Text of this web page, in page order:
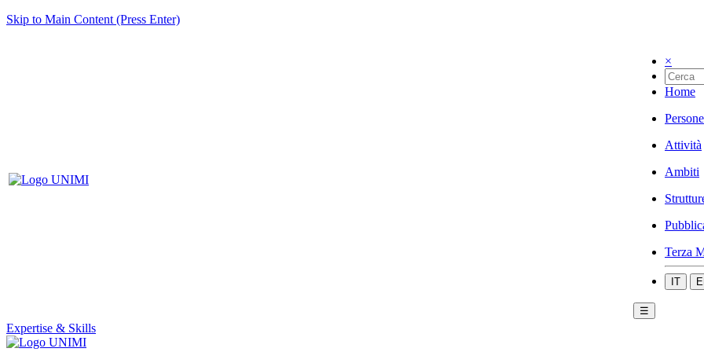
Skip to Main Content (Press Enter)
×
Home
Persone
Attività
Ambiti
Terza
IT
☰
Expertise & Skills